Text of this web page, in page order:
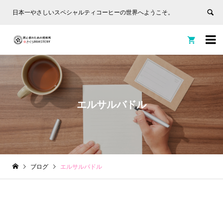
日本一やさしいスペシャルティコーヒーの世界へようこそ。


エルサルバドル
ブログ エルサルバドル